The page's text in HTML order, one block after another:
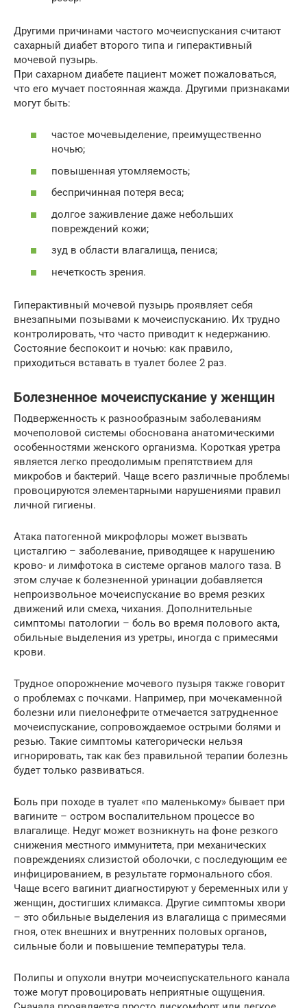
Другими причинами частого мочеиспускания считают
сахарный диабет второго типа и гиперактивный
мочевой пузырь.
При сахарном диабете пациент может пожаловаться,
что его мучает постоянная жажда. Другими признаками
могут быть:
частое мочевыделение, преимущественно
ночью;
повышенная утомляемость;
беспричинная потеря веса;
долгое заживление даже небольших
повреждений кожи;
зуд в области влагалища, пениса;
нечеткость зрения.
Гиперактивный мочевой пузырь проявляет себя
внезапными позывами к мочеиспусканию. Их трудно
контролировать, что часто приводит к недержанию.
Состояние беспокоит и ночью: как правило,
приходиться вставать в туалет более 2 раз.
Болезненное мочеиспускание у женщин
Подверженность к разнообразным заболеваниям
мочеполовой системы обоснована анатомическими
особенностями женского организма. Короткая уретра
является легко преодолимым препятствием для
микробов и бактерий. Чаще всего различные проблемы
провоцируются элементарными нарушениями правил
личной гигиены.
Атака патогенной микрофлоры может вызвать
цисталгию – заболевание, приводящее к нарушению
крово- и лимфотока в системе органов малого таза. В
этом случае к болезненной уринации добавляется
непроизвольное мочеиспускание во время резких
движений или смеха, чихания. Дополнительные
симптомы патологии – боль во время полового акта,
обильные выделения из уретры, иногда с примесями
крови.
Трудное опорожнение мочевого пузыря также говорит
о проблемах с почками. Например, при мочекаменной
болезни или пиелонефрите отмечается затрудненное
мочеиспускание, сопровождаемое острыми болями и
резью. Такие симптомы категорически нельзя
игнорировать, так как без правильной терапии болезнь
будет только развиваться.
Боль при походе в туалет «по маленькому» бывает при
вагините – остром воспалительном процессе во
влагалище. Недуг может возникнуть на фоне резкого
снижения местного иммунитета, при механических
повреждениях слизистой оболочки, с последующим ее
инфицированием, в результате гормонального сбоя.
Чаще всего вагинит диагностируют у беременных или у
женщин, достигших климакса. Другие симптомы хвори
– это обильные выделения из влагалища с примесями
гноя, отек внешних и внутренних половых органов,
сильные боли и повышение температуры тела.
Полипы и опухоли внутри мочеиспускательного канала
тоже могут провоцировать неприятные ощущения.